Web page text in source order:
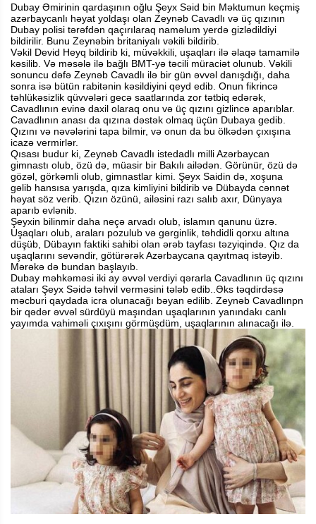
Dubay Əmirinin qardaşının oğlu Şeyx Səid bin Məktumun keçmiş
azərbaycanlı həyat yoldaşı olan Zeynəb Cavadlı və üç qızının
Dubay polisi tərəfdən qaçırılaraq naməlum yerdə gizlədildiyi
bildirilir. Bunu Zeynəbin britaniyalı vəkili bildirib.
Vəkil Devid Heyq bildirib ki, müvəkkili, uşaqları ilə əlaqə tamamilə
kəsilib. Və məsələ ilə bağlı BMT-yə təcili müraciət olunub. Vəkili
sonuncu dəfə Zeynəb Cavadlı ilə bir gün əvvəl danışdığı, daha
sonra isə bütün rabitənin kəsildiyini qeyd edib. Onun fikrincə
təhlükəsizlik qüvvələri gecə saatlarında zor tətbiq edərək,
Cavadlının evinə daxil olaraq onu və üç qızını gizlincə aparıblar.
Cavadlının anası da qızına dəstək olmaq üçün Dubaya gedib.
Qızını və nəvələrini tapa bilmir, və onun da bu ölkədən çıxışına
icazə vermirlər.
Qısası budur ki, Zeynəb Cavadlı istedadlı milli Azərbaycan
gimnastı olub, özü də, müasir bir Bakılı ailədən. Görünür, özü də
gözəl, görkəmli olub, gimnastlar kimi. Şeyx Saidin də, xoşuna
gəlib hansısa yarışda, qıza kimliyini bildirib və Dübayda cənnət
həyat söz verib. Qızın özünü, ailəsini razı salıb axır, Dünyaya
aparıb evlənib.
Şeyxin bilinmir daha neçə arvadı olub, islamın qanunu üzrə.
Uşaqları olub, araları pozulub və gərginlik, təhdidli qorxu altına
düşüb, Dübayın faktiki sahibi olan ərəb tayfası təzyiqində. Qız da
uşaqlarını sevəndir, götürərək Azərbaycana qayıtmaq istəyib.
Mərəkə də bundan başlayıb.
Dubay məhkəməsi iki ay əvvəl verdiyi qərarla Cavadlının üç qızını
ataları Şeyx Səidə təhvil verməsini tələb edib..Əks təqdirdəsə
məcburi qaydada icra olunacağı bəyan edilib. Zeynəb Cavadlınpn
bir qədər əvvəl sürdüyü maşından uşaqlarının yanındakı canlı
yayımda vahiməli çıxışını görmüşdüm, uşaqlarının alınacağı ilə.